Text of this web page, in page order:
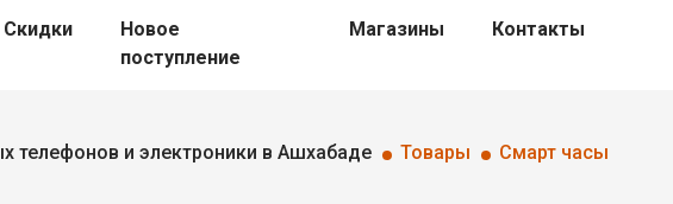
Скидки
Новое
поступление
Магазины Контакты
телефонов и электроники в Ашхабаде Товары Смарт часы